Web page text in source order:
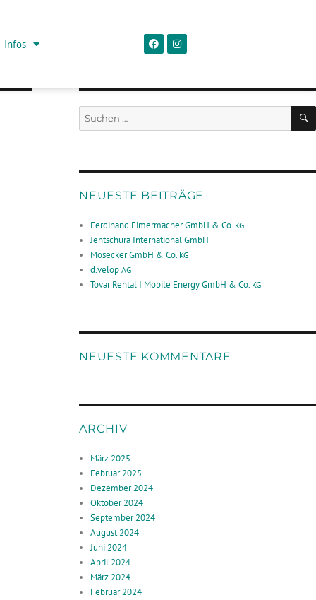
Infos
NEUESTE BEITRÄGE
Ferdinand Eimermacher GmbH & Co. KG
Jentschura International GmbH
Mosecker GmbH & Co. KG
d.velopAG
Tovar Rental I Mobile Energy GmbH & Co. KG
NEUESTE KOMMENTARE
ARCHIV
März 2025
Februar 2025
Dezember 2024
Oktober 2024
September 2024
August 2024
Juni 2024
April 2024
März 2024
Februar 2024